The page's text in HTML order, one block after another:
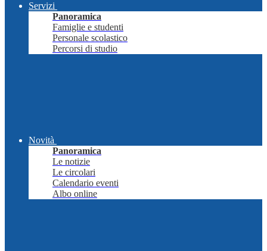
Servizi
Panoramica
Famiglie e studenti
Personale scolastico
Percorsi di studio
Novità
Panoramica
Le notizie
Le circolari
Calendario eventi
Albo online